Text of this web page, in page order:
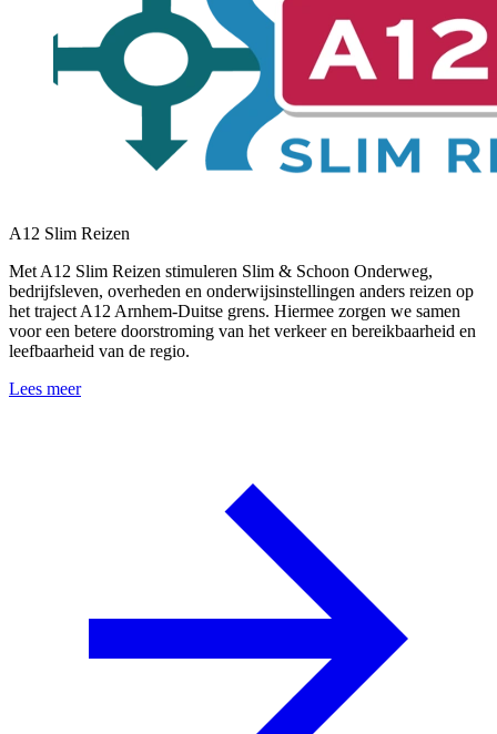
A12 Slim Reizen
Met A12 Slim Reizen stimuleren Slim & Schoon Onderweg,
bedrijfsleven, overheden en onderwijsinstellingen anders reizen op
het traject A12 Arnhem-Duitse grens. Hiermee zorgen we samen
voor een betere doorstroming van het verkeer en bereikbaarheid en
leefbaarheid van de regio.
Lees meer